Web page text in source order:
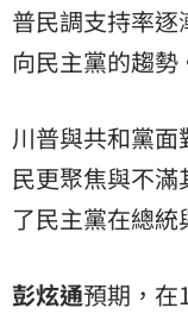
普民調支持率
向民主黨的趨勢
川普與共和黨
民更聚焦與不
了民主黨在總統
彭炫通預期，在